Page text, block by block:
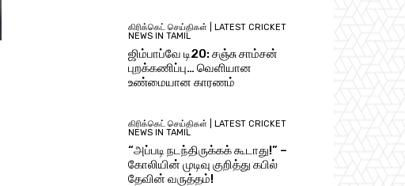
கிரிக்கெட் செய்திகள் | LATEST CRICKET
NEWS IN TAMIL
ஜிம்பாப்வே டி20: சஞ்சு சாம்சன்
புறக்கணிப்பு… வெளியான
உண்மையான காரணம்
கிரிக்கெட் செய்திகள் | LATEST CRICKET
NEWS IN TAMIL
“அப்படி நடந்திருக்கக் கூடாது!” –
கோலியின் முடிவு குறித்து கபில்
தேவின் வருத்தம்!